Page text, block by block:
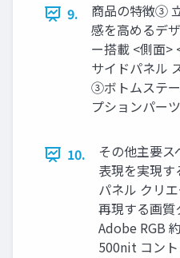
9.
商品の特徴③
感を高めるデ
ー搭載 <側面
サイドパネル
③ボトムステ
プションパー
10.
その他主要
表現を実現
パネル クリ
再現する画質
Adobe RGB
500nit コン